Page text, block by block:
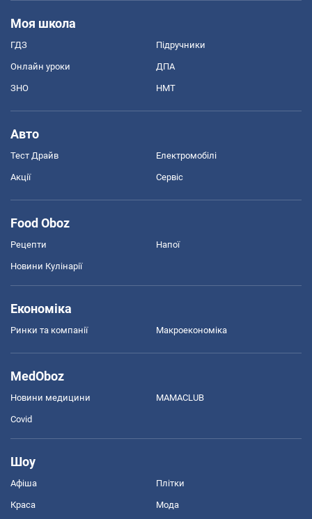
Моя школа
ГДЗ Підручники
Онлайн уроки ДПА
ЗНО НМТ
Авто
Тест Драйв Електромобілі
Акції Сервіс
Food Oboz
Рецепти Напої
Новини Кулінарії
Економіка
Ринки та компанії Макроекономіка
MedOboz
Новини медицини MAMACLUB
Covid
Шоу
Афіша Плітки
Краса Мода